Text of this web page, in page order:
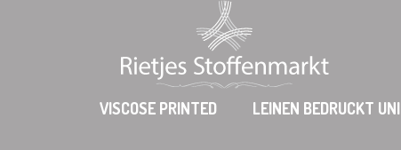
VISCOSE PRINTED LEINEN BEDRUCKT UNI